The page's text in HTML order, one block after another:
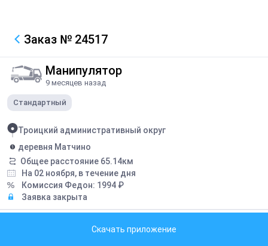
Заказ № 24517
Манипулятор
9 месяцев назад
Стандартный
Троицкий административный округ
деревня Матчино
Общее расстояние 65.14км
На 02 ноября, в течение дня
Комиссия Федон: 1994 ₽
Заявка закрыта
Грузоподъемность стрелы:3 тонн
Скачать приложение